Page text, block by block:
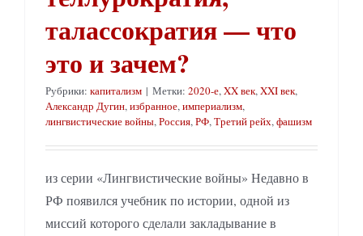
талассократия — что
это и зачем?
Рубрики: капитализм | Метки: 2020-е,XX век,XXI век,
Александр Дугин,избранное,империализм,
лингвистические войны,Россия,РФ,Третий рейх,фашизм
из серии «Лингвистические войны» Недавно в
РФ появился учебник по истории, одной из
миссий которого сделали закладывание в